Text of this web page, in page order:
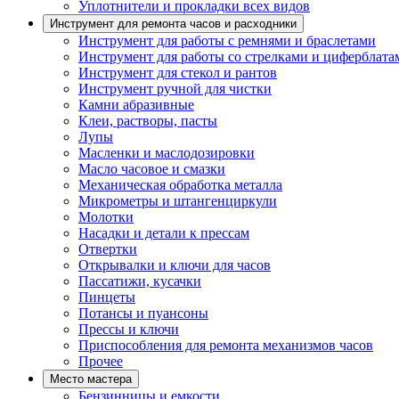
Уплотнители и прокладки всех видов
Инструмент для ремонта часов и расходники
Инструмент для работы с ремнями и браслетами
Инструмент для работы со стрелками и
Инструмент для стекол и рантов
Инструмент ручной для чистки
Камни абразивные
Клеи, растворы, пасты
Лупы
Масленки и маслодозировки
Масло часовое и смазки
Механическая обработка металла
Микрометры и штангенциркули
Молотки
Насадки и детали к прессам
Отвертки
Открывалки и ключи для часов
Пассатижи, кусачки
Пинцеты
Потансы и пуансоны
Прессы и ключи
Приспособления для ремонта механизмов часов
Прочее
Место мастера
Бензинницы и емкости